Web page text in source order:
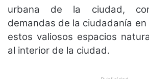
urbana de la ciudad,
demandas de la ciudadanía
estos valiosos espacios
al interior de la ciudad.